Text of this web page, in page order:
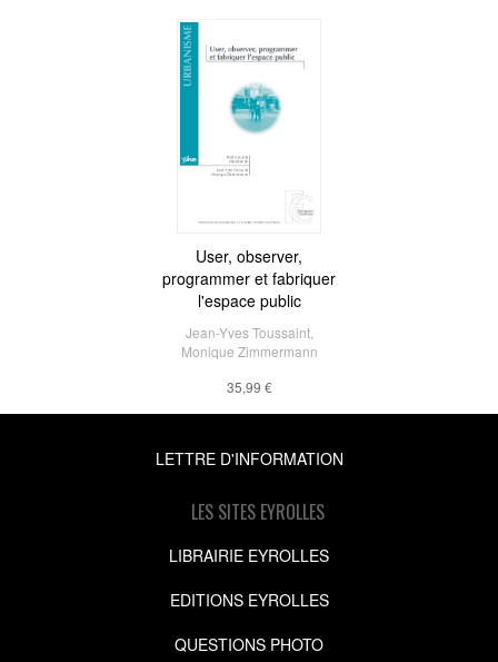
User, observer,
programmer et fabriquer
l'espace public
Jean-Yves Toussaint,
Monique Zimmermann
35,99 €
LETTRE D'INFORMATION
LES SITES EYROLLES
LIBRAIRIE EYROLLES
EDITIONS EYROLLES
QUESTIONS PHOTO